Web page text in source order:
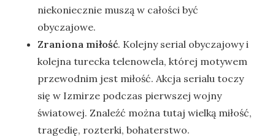
niekoniecznie muszą w całości być
obyczajowe.
Zraniona miłość. Kolejny serial obyczajowy i
kolejna turecka telenowela, której motywem
przewodnim jest miłość. Akcja serialu toczy
się w Izmirze podczas pierwszej wojny
światowej. Znaleźć można tutaj wielką miłość,
tragedię, rozterki, bohaterstwo.